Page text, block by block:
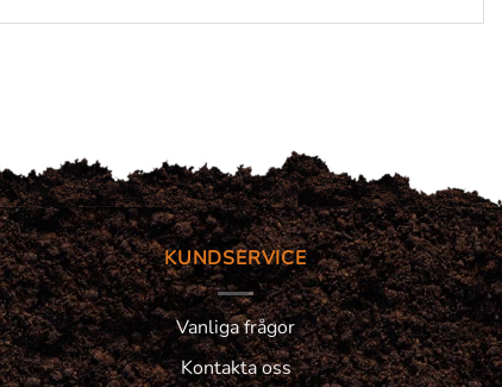
KUNDSERVICE
Vanliga frågor
Kontakta oss